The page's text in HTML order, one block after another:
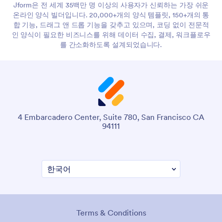
Jform은 전 세계 35백만 명 이상의 사용자가 신뢰하는 가장 쉬운
온라인 양식 빌더입니다. 20,000+개의 양식 템플릿, 150+개의 통
합 기능, 드래그 앤 드롭 기능을 갖추고 있으며, 코딩 없이 전문적
인 양식이 필요한 비즈니스를 위해 데이터 수집, 결제, 워크플로우
를 간소화하도록 설계되었습니다.
4 Embarcadero Center, Suite 780, San Francisco CA
94111
Terms & Conditions